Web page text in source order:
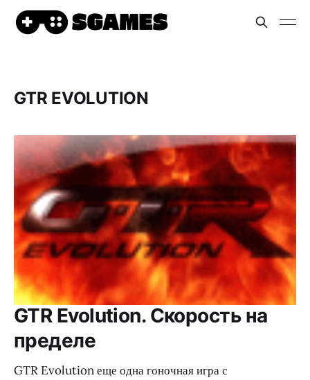
GTR EVOLUTION
GTR Evolution. Скорость на
пределе
GTR Evolution еще одна гоночная игра с